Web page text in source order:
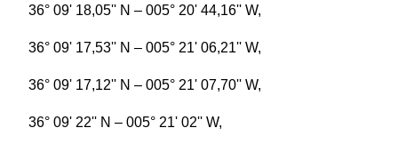
36° 09' 18,05'' N – 005° 20' 44,16'' W,
36° 09' 17,53'' N – 005° 21' 06,21'' W,
36° 09' 17,12'' N – 005° 21' 07,70'' W,
36° 09' 22'' N – 005° 21' 02'' W,